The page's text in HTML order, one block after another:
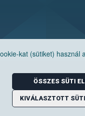
kat (sütiket) használ
ÖSSZES SÜTI
KIVÁLASZTOTT